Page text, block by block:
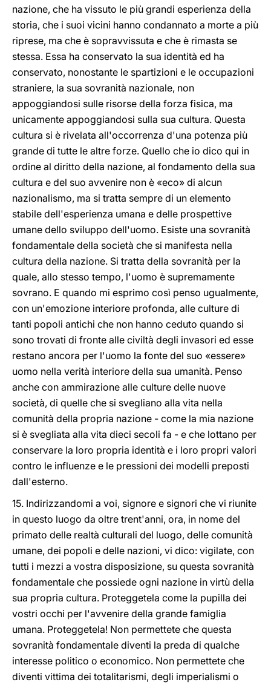
nazione, che ha vissuto le più grandi esperienza della
storia, che i suoi vicini hanno condannato a morte a più
riprese, ma che è sopravvissuta e che è rimasta se
stessa. Essa ha conservato la sua identità ed ha
conservato, nonostante le spartizioni e le occupazioni
straniere, la sua sovranità nazionale, non
appoggiandosi sulle risorse della forza fisica, ma
unicamente appoggiandosi sulla sua cultura. Questa
cultura si è rivelata all'occorrenza d'una potenza più
grande di tutte le altre forze. Quello che io dico qui in
ordine al diritto della nazione, al fondamento della sua
cultura e del suo avvenire non è «eco» di alcun
nazionalismo, ma si tratta sempre di un elemento
stabile dell'esperienza umana e delle prospettive
umane dello sviluppo dell'uomo. Esiste una sovranità
fondamentale della società che si manifesta nella
cultura della nazione. Si tratta della sovranità per la
quale, allo stesso tempo, l'uomo è supremamente
sovrano. E quando mi esprimo così penso ugualmente,
con un'emozione interiore profonda, alle culture di
tanti popoli antichi che non hanno ceduto quando si
sono trovati di fronte alle civiltà degli invasori ed esse
restano ancora per l'uomo la fonte del suo «essere»
uomo nella verità interiore della sua umanità. Penso
anche con ammirazione alle culture delle nuove
società, di quelle che si svegliano alla vita nella
comunità della propria nazione - come la mia nazione
si è svegliata alla vita dieci secoli fa - e che lottano per
conservare la loro propria identità e i loro propri valori
contro le influenze e le pressioni dei modelli preposti
dall'esterno.
15. Indirizzandomi a voi, signore e signori che vi riunite
in questo luogo da oltre trent'anni, ora, in nome del
primato delle realtà culturali del luogo, delle comunità
umane, dei popoli e delle nazioni, vi dico: vigilate, con
tutti i mezzi a vostra disposizione, su questa sovranità
fondamentale che possiede ogni nazione in virtù della
sua propria cultura. Proteggetela come la pupilla dei
vostri occhi per l'avvenire della grande famiglia
umana. Proteggetela! Non permettete che questa
sovranità fondamentale diventi la preda di qualche
interesse politico o economico. Non permettete che
diventi vittima dei totalitarismi, degli imperialismi o